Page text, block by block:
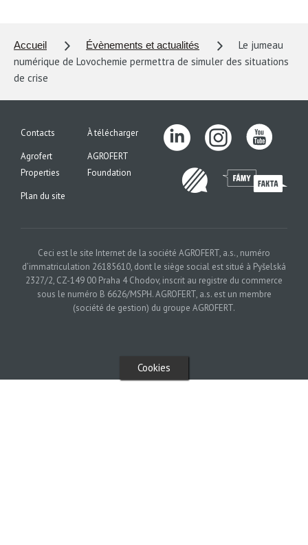
Accueil Évènements et actualités
Le jumeau
numérique de Lovochemie permettra de simuler des situations
de crise
Contacts
À télécharger
Agrofert
Properties
AGROFERT
Foundation
Plan du site
Ceci est le site Internet de la société AGROFERT, a.s., numéro
d’immatriculation 26185610, dont le siège social est situé à Pyšelská
2327/2, CZ-149 00 Praha 4 Chodov, inscrit au registre du commerce
sous le numéro B 6626/MSPH. AGROFERT, a.s. est un membre
(société de gestion) du groupe AGROFERT.
Cookies